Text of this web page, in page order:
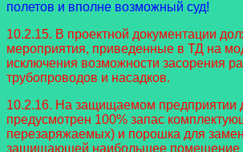
полетов и вполне возможный суд!
10.2.15. В проектной документации
мероприятия, приведенные в ТД на
исключения возможности засорения
трубопроводов и насадков.
10.2.16. На защищаемом предприятии
предусмотрен 100% запас
перезаряжаемых) и порошка для
защищающей наибольшее помещение